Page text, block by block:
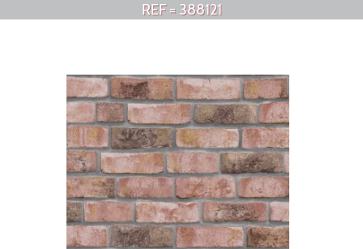
REF = 388121